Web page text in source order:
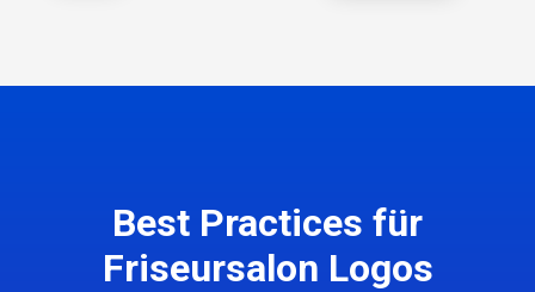
Best Practices für
Friseursalon Logos